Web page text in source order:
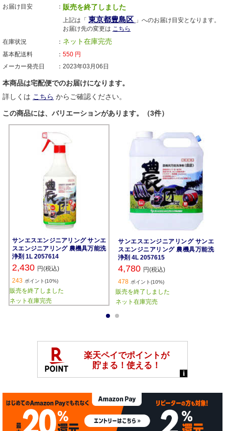
お届け目安
販売を終了しました
上記は「 東京都豊島区 」へのお届け目安となります。
お届け先の変更は こちら
在庫状況
ネット在庫完売
基本配送料 550 円
メーカー発売日
2023年03月06日
本商品は宅配便でのお届けになります。
詳しくは こちら からご確認ください。
この商品には、バリエーションがあります。（3件）
サンエスエンジニアリング サンエ
スエンジニアリング 農機具万能洗
浄剤 1L 2057614
2,430 円(税込)
243 ポイント(10%)
販売を終了しました
ネット在庫完売
サンエスエンジニアリング サンエ
スエンジニアリング 農機具万能洗
浄剤 4L 2057615
4,780 円(税込)
478 ポイント(10%)
販売を終了しました
ネット在庫完売